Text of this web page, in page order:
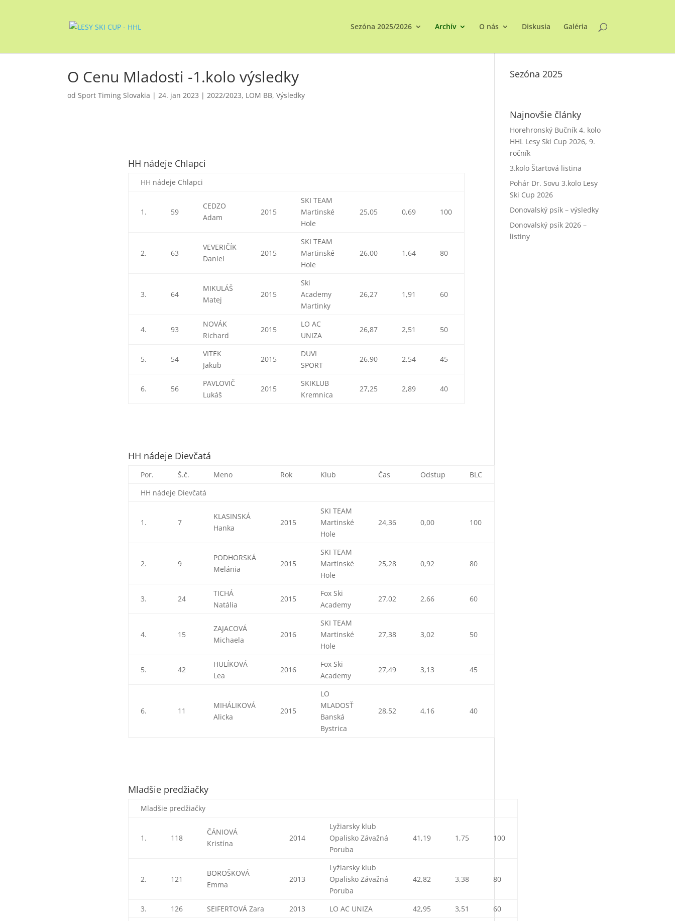
Sezóna 2025/2026 Archív O nás Diskusia Galéria
O Cenu Mladosti -1.kolo výsledky
odSport Timing Slovakia |24. jan 2023 |2022/2023, LOM BB,Výsledky
HH nádeje Chlapci
HH nádeje Chlapci
1. 59
CEDZO
Adam
2015
SKI TEAM
Martinské
Hole
25,05 0,69 100
2. 63
VEVERIČÍK
Daniel
2015
SKI TEAM
Martinské
Hole
26,00 1,64 80
3. 64
MIKULÁŠ
Matej
2015
Ski
Academy
Martinky
26,27 1,91 60
4. 93
NOVÁK
Richard
2015
LO AC
UNIZA
26,87 2,51 50
5. 54
VITEK
Jakub
2015
DUVI
SPORT
26,90 2,54 45
6. 56
PAVLOVIČ
Lukáš
2015
SKIKLUB
Kremnica
27,25 2,89 40
HH nádeje Dievčatá
Por. Š.č. Meno Rok Klub Čas Odstup
BLC
HH nádeje Dievčatá
1. 7
KLASINSKÁ
Hanka
2015
SKI TEAM
Martinské
Hole
24,36 0,00 100
2. 9
PODHORSKÁ
Melánia
2015
SKI TEAM
Martinské
Hole
25,28 0,92 80
3. 24
TICHÁ
Natália
2015
Fox Ski
Academy
27,02 2,66 60
4. 15
ZAJACOVÁ
Michaela
2016
SKI TEAM
Martinské
Hole
27,38 3,02 50
5. 42
HULÍKOVÁ
Lea
2016
Fox Ski
Academy
27,49 3,13 45
6. 11
MIHÁLIKOVÁ
Alicka
2015
LO
MLADOSŤ
Banská
Bystrica
28,52 4,16 40
Mladšie predžiačky
Mladšie predžiačky
1. 118
ČÁNIOVÁ
Kristína
2014
Lyžiarsky klub
Opalisko Závažná
Poruba
41,19 1,75 100
2. 121
BOROŠKOVÁ
Emma
2013
Lyžiarsky klub
Opalisko Závažná
Poruba
42,82 3,38 80
3. 126 SEIFERTOVÁ Zara 2013 LO AC UNIZA 42,95 3,51 60
Sezóna 2025
Najnovšie články
Horehronský Bučník 4. kolo
HHL Lesy Ski Cup 2026, 9.
ročník
3.kolo Štartová listina
Pohár Dr. Sovu 3.kolo Lesy
Ski Cup 2026
Donovalský psík – výsledky
Donovalský psík 2026 –
listiny